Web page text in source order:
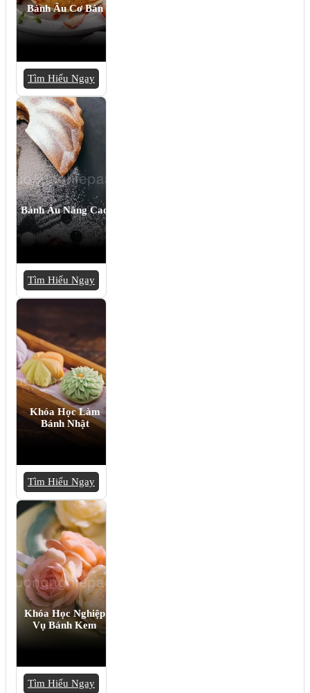
Bánh Âu Cơ Bản
Tìm Hiểu Ngay
Bánh Âu Nâng Cao
Tìm Hiểu Ngay
Khóa Học Làm
Bánh Nhật
Tìm Hiểu Ngay
Khóa Học Nghiệp
Vụ Bánh Kem
Tìm Hiểu Ngay